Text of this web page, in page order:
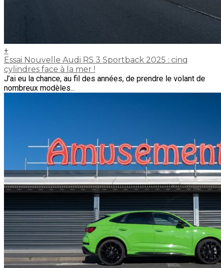
+
Essai Nouvelle Audi RS 3 Sportback 2025 : cinq
cylindres face à la mer !
J’ai eu la chance, au fil des années, de prendre le volant de
nombreux modèles...